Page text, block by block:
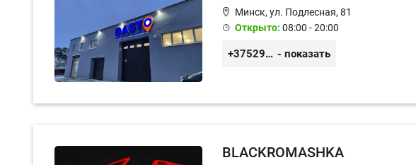
Минск, ул. Подлесная, 81
Открыто: 08:00 - 20:00
+375296606560 - показать
BLACKROMASHKA